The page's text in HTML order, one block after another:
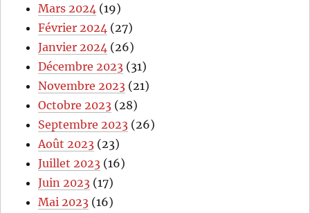
Mars 2024 (19)
Février 2024 (27)
Janvier 2024 (26)
Décembre 2023 (31)
Novembre 2023 (21)
Octobre 2023 (28)
Septembre 2023 (26)
Août 2023 (23)
Juillet 2023 (16)
Juin 2023 (17)
Mai 2023 (16)